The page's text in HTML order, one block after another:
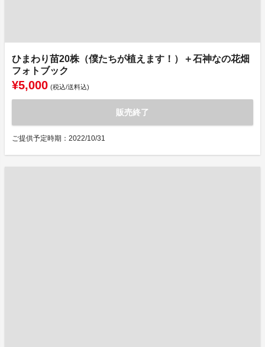
ひまわり苗20株（僕たちが植えます！）＋石神なの花畑
フォトブック
¥5,000 (税込/送料込)
販売終了
ご提供予定時期：2022/10/31